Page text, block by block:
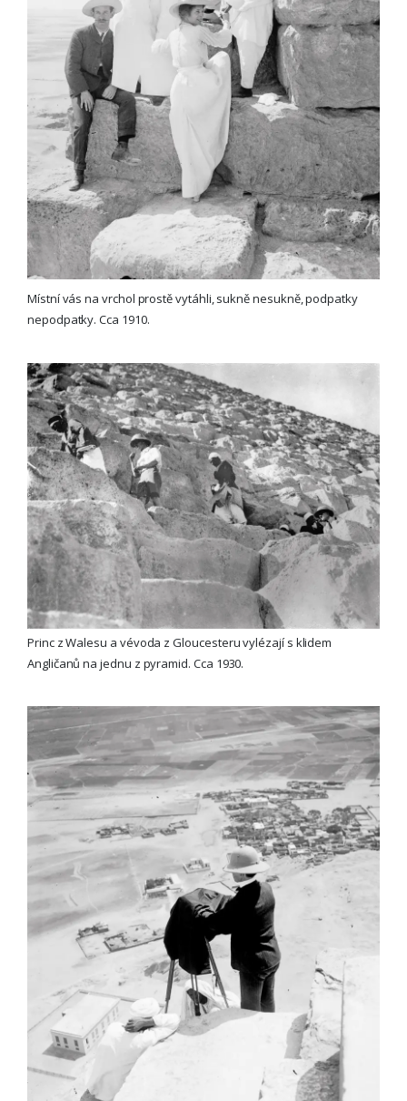
Místní vás na vrchol prostě vytáhli, sukně nesukně, podpatky
nepodpatky. Cca 1910.
Princ z Walesu a vévoda z Gloucesteru vylézají s klidem
Angličanů na jednu z pyramid. Cca 1930.